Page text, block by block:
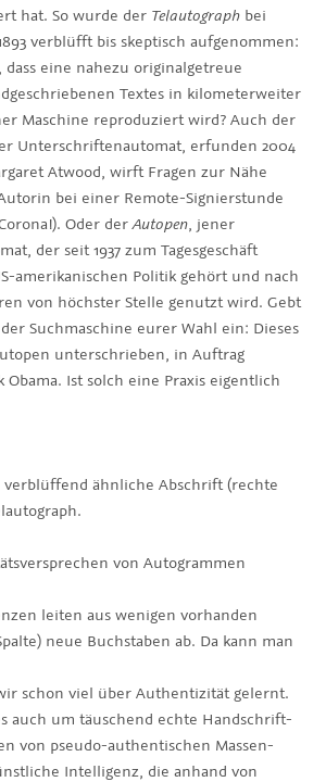
hat. So wurde der Telautograph bei
verblüfft bis skeptisch aufgenommen:
dass eine nahezu originalgetreue
Textes in kilometerweiter
Maschine reproduziert wird? Auch der
Unterschriftenautomat, erfunden 2004
Atwood, wirft Fragen zur Nähe
bei einer Remote-Signierstunde
Oder derAutopen, jener
der seit 1937 zum Tagesgeschäft
amerikanischen Politik gehört und nach
von höchster Stelle genutzt wird. Gebt
Suchmaschine eurer Wahl ein: Dieses
unterschrieben, in Auftrag
Obama. Ist solch eine Praxis eigentlich
verblüffend ähnliche Abschrift (rechte
von Autogrammen
leiten aus wenigen vorhanden
neue Buchstaben ab. Da kann man
schon viel über Authentizität gelernt.
auch um täuschend echte Handschrift-
von pseudo-authentischen Massen-
Intelligenz, die anhand von